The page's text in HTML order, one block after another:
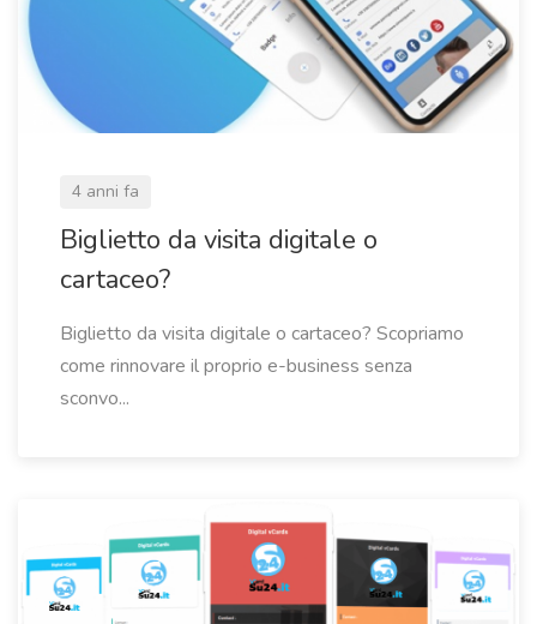
4 anni fa
Biglietto da visita digitale o
cartaceo?
Biglietto da visita digitale o cartaceo? Scopriamo
come rinnovare il proprio e-business senza
sconvo...